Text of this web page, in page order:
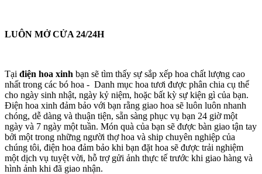
LUÔN MỞ CỬA 24/24H
Tại điện hoa xinh bạn sẽ tìm thấy sự sắp xếp hoa chất lượng cao
nhất trong các bó hoa - Danh mục hoa tươi được phân chia cụ thể
cho ngày sinh nhật, ngày kỷ niệm, hoặc bất kỳ sự kiện gì của bạn.
Điện hoa xinh đảm bảo với bạn rằng giao hoa sẽ luôn luôn nhanh
chóng, dễ dàng và thuận tiện, sẵn sàng phục vụ bạn 24 giờ một
ngày và 7 ngày một tuần. Món quà của bạn sẽ được bàn giao tận tay
bởi một trong những người thợ hoa và ship chuyên nghiệp của
chúng tôi, điện hoa đảm bảo khi bạn đặt hoa sẽ được trải nghiệm
một dịch vụ tuyệt vời, hỗ trợ gửi ảnh thực tế trước khi giao hàng và
hình ảnh khi đã giao nhận.